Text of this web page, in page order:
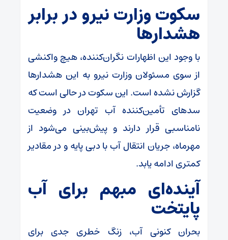
سکوت وزارت نیرو در برابر
هشدارها
با وجود این اظهارات نگران‌کننده، هیچ واکنشی
از سوی مسئولان وزارت نیرو به این هشدارها
گزارش نشده است. این سکوت در حالی است که
سدهای تأمین‌کننده آب تهران در وضعیت
نامناسبی قرار دارند و پیش‌بینی می‌شود از
مهرماه، جریان انتقال آب با دبی پایه و در مقادیر
کمتری ادامه یابد.
آینده‌ای مبهم برای آب
پایتخت
بحران کنونی آب، زنگ خطری جدی برای